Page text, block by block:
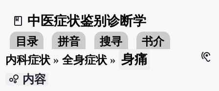
book_2
中医症状鉴别诊断学
目录 拼音 搜寻
书介
内科症状 »全身症状 » 身痛
hearing
bubble_chart 内容